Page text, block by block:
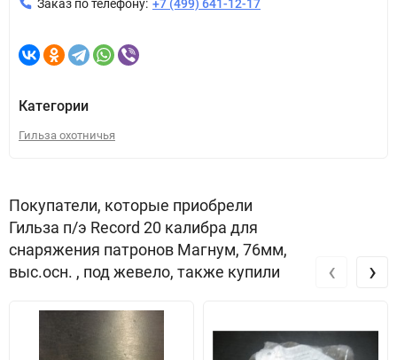
Заказ по телефону: +7 (499) 641-12-17
Категории
Гильза охотничья
Покупатели, которые приобрели
Гильза п/э Record 20 калибра для
снаряжения патронов Магнум, 76мм,
выс.осн. , под жевело, также купили
‹ ›